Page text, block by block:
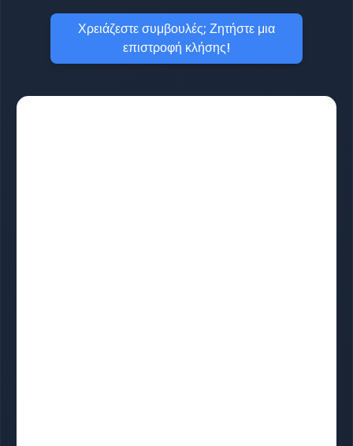
Χρειάζεστε συμβουλές; Ζητήστε μια
επιστροφή κλήσης!